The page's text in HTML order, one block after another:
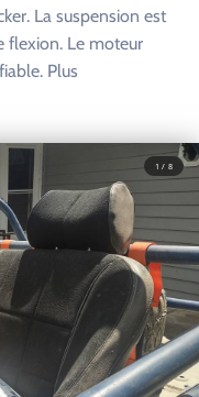
La suspension est
flexion. Le moteur
Plus
1 / 8